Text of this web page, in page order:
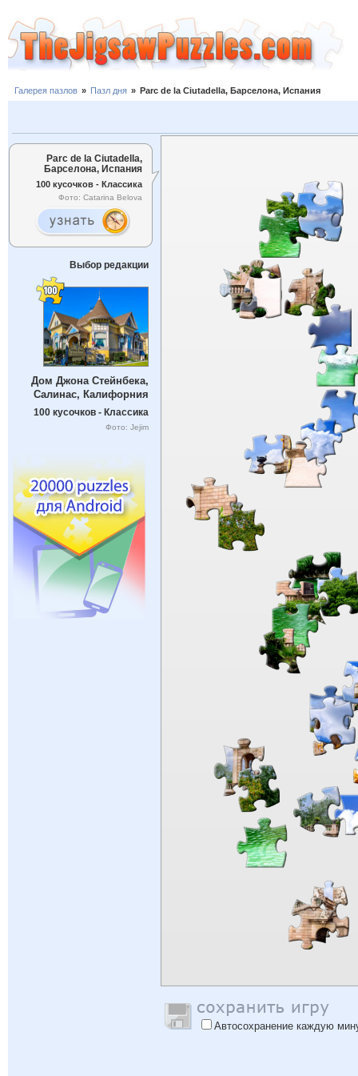
Галерея пазлов » Пазл дня » Parc de la Ciutadella, Барселона, Испания
Parc de la Ciutadella,
Барселона, Испания
100 кусочков - Классика
Фото: Catarina Belova
Выбор редакции
Дом Джона Стейнбека,
Салинас, Калифорния
100 кусочков - Классика
Фото: Jejim
Автосохранение каждую